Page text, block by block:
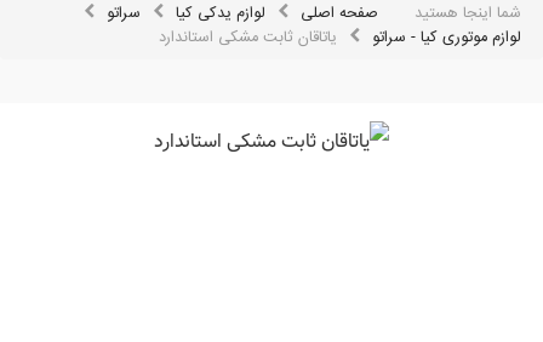
شما اینجا هستید صفحه اصلی لوازم یدکی کیا
سراتو
لوازم موتوری کیا - سراتو
یاتاقان ثابت مشکی استاندارد